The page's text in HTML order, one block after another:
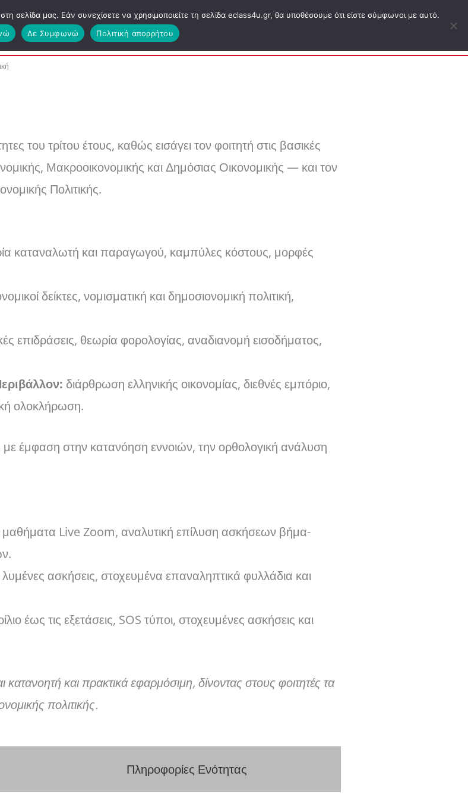
ΕΑΠ ΔΕΟ
του τρίτου έτους, καθώς εισάγει τον φοιτητή στις βασικές
Μακροοικονομικής και Δημόσιας Οικονομικής — και τον
Πολιτικής.
καταναλωτή και παραγωγού, καμπύλες κόστους, μορφές
δείκτες, νομισματική και δημοσιονομική πολιτική,
επιδράσεις, θεωρία φορολογίας, αναδιανομή εισοδήματος,
διάρθρωση ελληνικής οικονομίας, διεθνές εμπόριο,
ολοκλήρωση.
έμφαση στην κατανόηση εννοιών, την ορθολογική ανάλυση
μαθήματα Live Zoom, αναλυτική επίλυση ασκήσεων βήμα-
λυμένες ασκήσεις, στοχευμένα επαναληπτικά φυλλάδια και
έως τις εξετάσεις, SOS τύποι, στοχευμένες ασκήσεις και
και πρακτικά εφαρμόσιμη, δίνοντας στους φοιτητές τα
πολιτικής.
Πληροφορίες Ενότητας
σελίδα μας. Εάν συνεχίσετε να χρησιμοποιείτε τη σελίδα eclass4u.gr, θα υποθέσουμε ότι είστε σύμφωνοι με αυτό.
Δε Συμφωνώ Πολιτική απορρήτου